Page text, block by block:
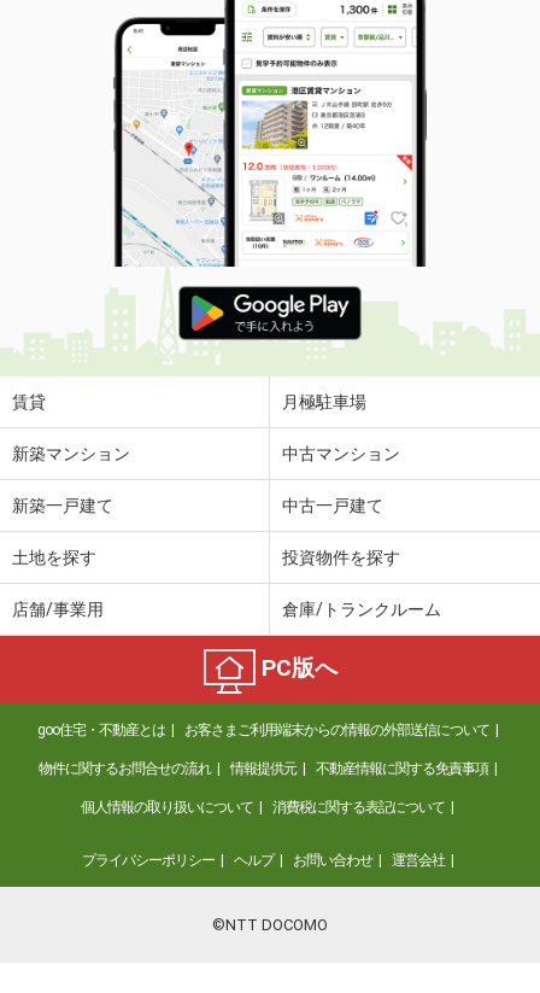
賃貸 月極駐車場
新築マンション 中古マンション
新築一戸建て 中古一戸建て
土地を探す 投資物件を探す
店舗/事業用 倉庫/トランクルーム
PC版へ
goo住宅・不動産とは お客さまご利用端末からの情報の外部送信について
物件に関するお問合せの流れ 情報提供元 不動産情報に関する免責事項
個人情報の取り扱いについて 消費税に関する表記について
プライバシーポリシー ヘルプ お問い合わせ 運営会社
©NTT DOCOMO